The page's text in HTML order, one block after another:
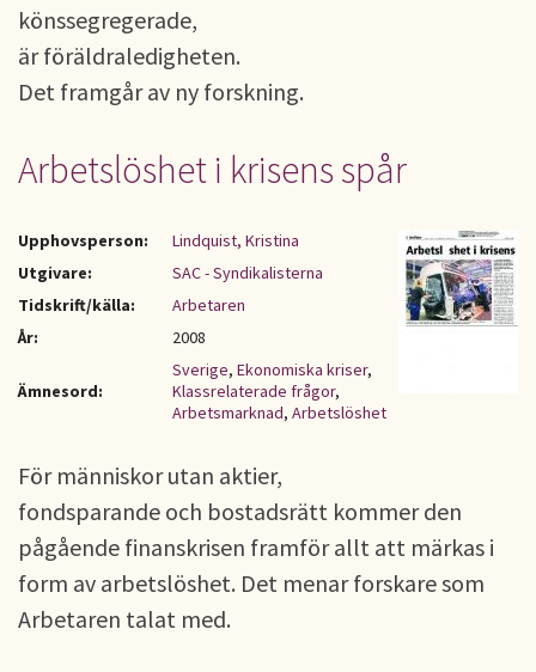
könssegregerade,
är föräldraledigheten.
Det framgår av ny forskning.
Arbetslöshet i krisens spår
Upphovsperson:
Lindquist, Kristina
Utgivare:
SAC - Syndikalisterna
Tidskrift/källa:
Arbetaren
År:
2008
Ämnesord:
Sverige, Ekonomiska kriser,
Klassrelaterade frågor,
Arbetsmarknad, Arbetslöshet
För människor utan aktier,
fondsparande och bostadsrätt kommer den
pågående finanskrisen framför allt att märkas i
form av arbetslöshet. Det menar forskare som
Arbetaren talat med.